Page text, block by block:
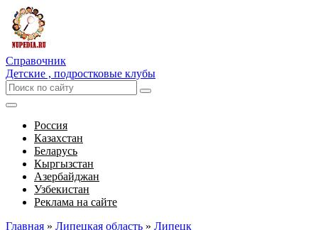
Справочник
Детские , подростковые клубы
Россия
Казахстан
Беларусь
Кыргызстан
Азербайджан
Узбекистан
Реклама на сайте
Главная » Липецкая область » Липецк